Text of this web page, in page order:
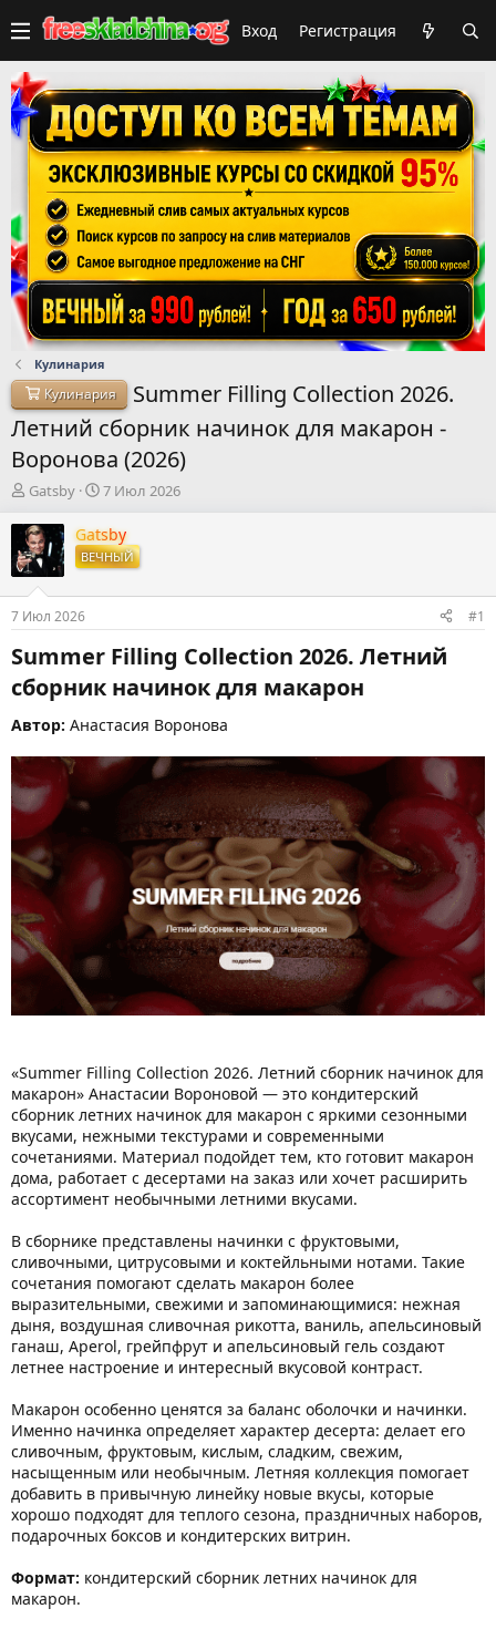
Вход Регистрация
Кулинария
Кулинария
Summer Filling Collection 2026.
Летний сборник начинок для макарон -
Воронова (2026)
А
т
о
р
т
е
м
ы
Gatsby
Д
т
а
н
а
л
7 Июл 2026
Gatsby
ВЕЧНЫЙ
7 Июл 2026 #1
Summer Filling Collection 2026. Летний
сборник начинок для макарон​
Автор: Анастасия Воронова
«Summer Filling Collection 2026. Летний сборник начинок для
макарон» Анастасии Вороновой — это кондитерский
сборник летних начинок для макарон с яркими сезонными
вкусами, нежными текстурами и современными
сочетаниями. Материал подойдет тем, кто готовит макарон
дома, работает с десертами на заказ или хочет расширить
ассортимент необычными летними вкусами.
В сборнике представлены начинки с фруктовыми,
сливочными, цитрусовыми и коктейльными нотами. Такие
сочетания помогают сделать макарон более
выразительными, свежими и запоминающимися: нежная
дыня, воздушная сливочная рикотта, ваниль, апельсиновый
ганаш, Aperol, грейпфрут и апельсиновый гель создают
летнее настроение и интересный вкусовой контраст.
Макарон особенно ценятся за баланс оболочки и начинки.
Именно начинка определяет характер десерта: делает его
сливочным, фруктовым, кислым, сладким, свежим,
насыщенным или необычным. Летняя коллекция помогает
добавить в привычную линейку новые вкусы, которые
хорошо подходят для теплого сезона, праздничных наборов,
подарочных боксов и кондитерских витрин.
Формат: кондитерский сборник летних начинок для
макарон.